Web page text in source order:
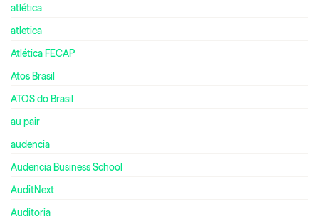
atlética
atletica
Atlética FECAP
Atos Brasil
ATOS do Brasil
au pair
audencia
Audencia Business School
AuditNext
Auditoria